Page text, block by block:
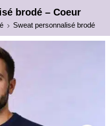
brodé – Coeur
Sweat personnalisé brodé